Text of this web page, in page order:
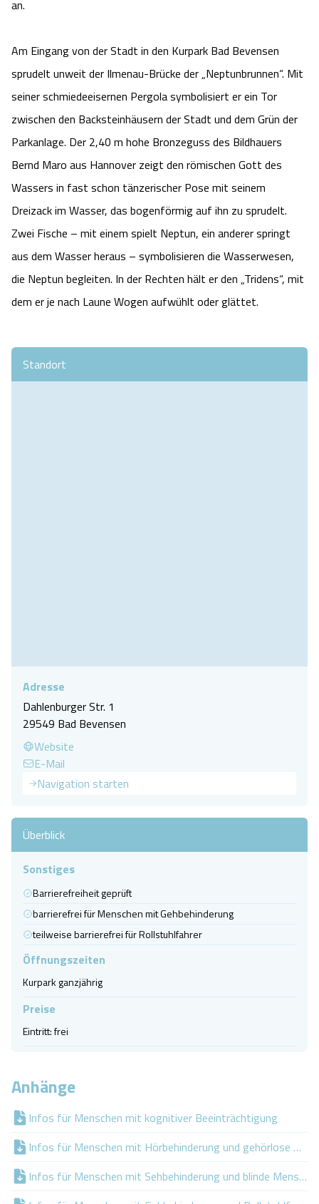
an.
Am Eingang von der Stadt in den Kurpark Bad Bevensen
sprudelt unweit der Ilmenau-Brücke der „Neptunbrunnen“. Mit
seiner schmiedeeisernen Pergola symbolisiert er ein Tor
zwischen den Backsteinhäusern der Stadt und dem Grün der
Parkanlage. Der 2,40 m hohe Bronzeguss des Bildhauers
Bernd Maro aus Hannover zeigt den römischen Gott des
Wassers in fast schon tänzerischer Pose mit seinem
Dreizack im Wasser, das bogenförmig auf ihn zu sprudelt.
Zwei Fische – mit einem spielt Neptun, ein anderer springt
aus dem Wasser heraus – symbolisieren die Wasserwesen,
die Neptun begleiten. In der Rechten hält er den „Tridens“, mit
dem er je nach Laune Wogen aufwühlt oder glättet.
Anhänge
Infos für Menschen mit kognitiver Beeinträchtigung
Infos für Menschen mit Hörbehinderung und gehörlose Mensch
Infos für Menschen mit Sehbehinderung und blinde Menschen
Standort
Adresse
Dahlenburger Str. 1
29549 Bad Bevensen
Website
E-Mail
Navigation starten
Überblick
Sonstiges
Barrierefreiheit geprüft
barrierefrei für Menschen mit Gehbehinderung
teilweise barrierefrei für Rollstuhlfahrer
Öffnungszeiten
Kurpark ganzjährig
Preise
Eintritt: frei